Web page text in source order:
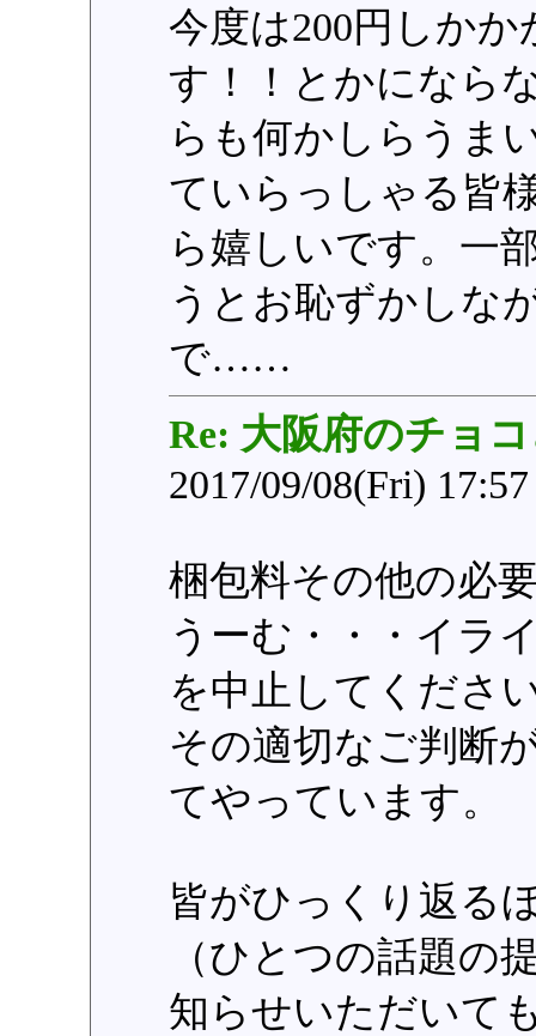
今度は200円しか
す！！とかになら
らも何かしらうま
ていらっしゃる皆
ら嬉しいです。一
うとお恥ずかしな
で……
Re: 大阪府のチョ
2017/09/08(Fri)
梱包料その他の必
うーむ・・・イラ
を中止してくださ
その適切なご判断
てやっています。
皆がひっくり返る
（ひとつの話題の
知らせいただいて